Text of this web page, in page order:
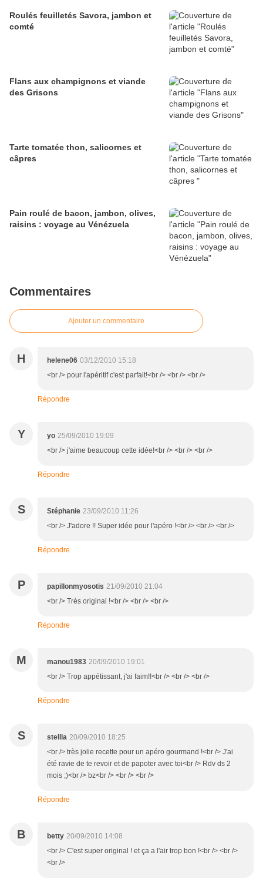
Roulés feuilletés Savora, jambon et
comté
Flans aux champignons et viande
des Grisons
Tarte tomatée thon, salicornes et
câpres
Pain roulé de bacon, jambon, olives,
raisins : voyage au Vénézuela
Commentaires
Ajouter un commentaire
H helene06 03/12/2010 15:18
<br /> pour l'apéritif c'est parfait!<br /> <br /> <br />
Répondre
Y yo 25/09/2010 19:09
<br /> j'aime beaucoup cette idée!<br /> <br /> <br />
Répondre
S Stéphanie 23/09/2010 11:26
<br /> J'adore !! Super idée pour l'apéro !<br /> <br /> <br />
Répondre
P papillonmyosotis 21/09/2010 21:04
<br /> Très original !<br /> <br /> <br />
Répondre
M manou1983 20/09/2010 19:01
<br /> Trop appétissant, j'ai faim!!<br /> <br /> <br />
Répondre
S stellla 20/09/2010 18:25
<br /> très jolie recette pour un apéro gourmand !<br /> J'ai
été ravie de te revoir et de papoter avec toi<br /> Rdv ds 2
mois ;)<br /> bz<br /> <br /> <br />
Répondre
B betty 20/09/2010 14:08
<br /> C'est super original ! et ça a l'air trop bon !<br /> <br />
<br />